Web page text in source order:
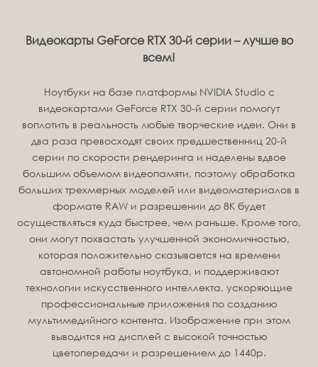
Видеокарты GeForce RTX 30-й серии – лучше во
всем!
Ноутбуки на базе платформы NVIDIA Studio с
видеокартами GeForce RTX 30-й серии помогут
воплотить в реальность любые творческие идеи. Они в
два раза превосходят своих предшественниц 20-й
серии по скорости рендеринга и наделены вдвое
большим объемом видеопамяти, поэтому обработка
больших трехмерных моделей или видеоматериалов в
формате RAW и разрешении до 8K будет
осуществляться куда быстрее, чем раньше. Кроме того,
они могут похвастать улучшенной экономичностью,
которая положительно сказывается на времени
автономной работы ноутбука, и поддерживают
технологии искусственного интеллекта, ускоряющие
профессиональные приложения по созданию
мультимедийного контента. Изображение при этом
выводится на дисплей с высокой точностью
цветопередачи и разрешением до 1440p.